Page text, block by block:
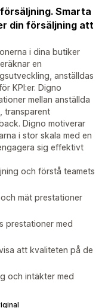
Smarta
din försäljning att
i dina butiker
en
anställdas
KPI:er. Digno
mellan anställda
transparent
Digno motiverar
i stor skala med en
sig effektivt
och förstå teamets
mät prestationer
prestationer med
att kvaliteten på de
och intäkter med